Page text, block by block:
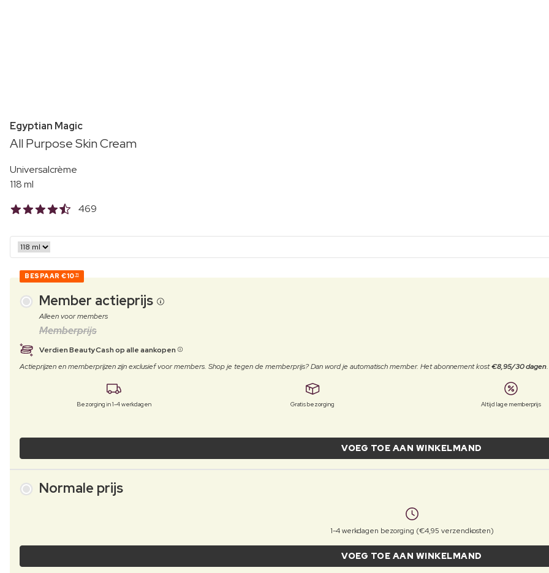
Egyptian Magic
All Purpose Skin Cream
Universalcrème
118 ml
469
BESPAAR €10 71
Member actieprijs
Alleen voor members
Memberprijs
Verdien BeautyCash op alle aankopen
Actieprijzen en memberprijzen zijn exclusief voor members. Shop je tegen de memberprijs? Dan word je automatisch member. Het abonnement kost€8,95/30 dagen
Bezorging in 1-4 werkdagen Gratis bezorging Altijd lage memberprijs
VOEG TOE AAN WINKELMAND
Normale prijs
1-4 werkdagen bezorging (€4,95 verzendkosten)
VOEG TOE AAN WINKELMAND